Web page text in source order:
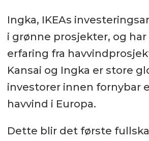
Ingka, IKEAs
i grønne prosjekter, og
erfaring fra
Kansai og Ingka er store
investorer innen fornybar
havvind i Europa.
Dette blir det første